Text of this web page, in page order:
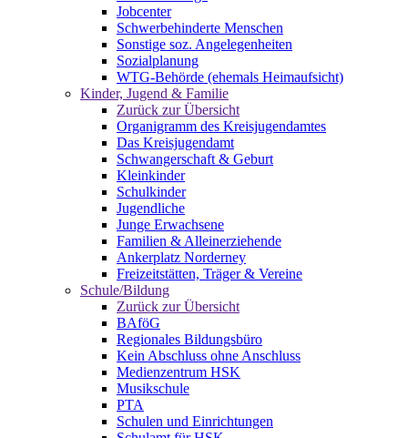
Jobcenter
Schwerbehinderte Menschen
Sonstige soz. Angelegenheiten
Sozialplanung
WTG-Behörde (ehemals Heimaufsicht)
Kinder, Jugend & Familie
Zurück zur Übersicht
Organigramm des Kreisjugendamtes
Das Kreisjugendamt
Schwangerschaft & Geburt
Kleinkinder
Schulkinder
Jugendliche
Junge Erwachsene
Familien & Alleinerziehende
Ankerplatz Norderney
Freizeitstätten, Träger & Vereine
Schule/Bildung
Zurück zur Übersicht
BAföG
Regionales Bildungsbüro
Kein Abschluss ohne Anschluss
Medienzentrum HSK
Musikschule
PTA
Schulen und Einrichtungen